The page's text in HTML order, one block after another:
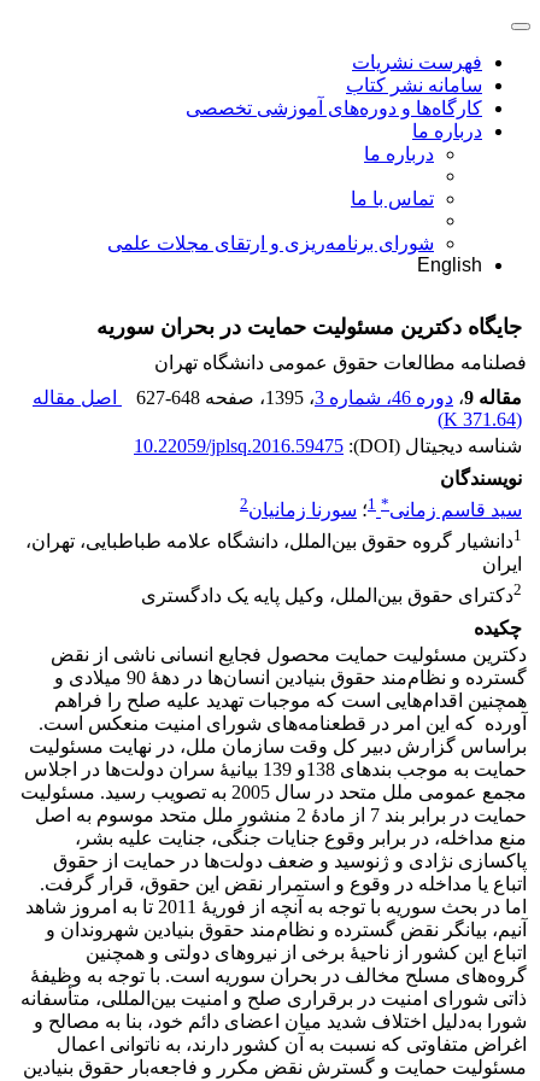
فهرست نشریات
سامانه نشر کتاب
کارگاه‌ها و دوره‌های آموزشی تخصصی
درباره ما
درباره ما
تماس با ما
شورای برنامه‌ریزی و ارتقای مجلات علمی
English
جایگاه دکترین مسئولیت حمایت در بحران سوریه
فصلنامه مطالعات حقوق عمومی دانشگاه تهران
مقاله 9
، دوره 46، شماره 3 ، 1395 ، صفحه 627-648
اصل مقاله
(
371.64 K
)
شناسه دیجیتال (DOI):
10.22059/jplsq.2016.59475
نویسندگان
سید قاسم زمانی*
1؛ سورنا زمانیان2
1دانشیار گروه حقوق بین‌الملل، دانشگاه علامه طباطبایی، تهران،
ایران
2دکترای حقوق بین‌الملل، وکیل پایه یک دادگستری
چکیده
دکترین مسئولیت حمایت محصول فجایع انسانی ناشی از نقض
گسترده و نظام‌مند حقوق بنیادین انسان‌ها در دهۀ 90 میلادی و
همچنین اقدام‌هایی است که موجبات تهدید علیه صلح را فراهم
آورده که این امر در قطعنامه‌های شورای امنیت منعکس است.
براساس گزارش دبیر کل وقت سازمان ملل، در نهایت مسئولیت
حمایت به موجب بندهای 138و 139 بیانیۀ سران دولت‌ها در اجلاس
مجمع عمومی ملل متحد در سال 2005 به تصویب رسید. مسئولیت
حمایت در برابر بند 7 از مادۀ 2 منشور ملل متحد موسوم به اصل
منع مداخله، در برابر وقوع جنایات جنگی، جنایت علیه بشر،
پاکسازی نژادی و ژنوسید و ضعف دولت‌ها در حمایت از حقوق
اتباع یا مداخله در وقوع و استمرار نقض این حقوق، قرار گرفت.
اما در بحث سوریه با توجه به آنچه از فوریۀ 2011 تا به امروز شاهد
آنیم، بیانگر نقض گسترده و نظام‌مند حقوق بنیادین شهروندان و
اتباع این کشور از ناحیۀ برخی از نیروهای دولتی و همچنین
گروه‌های مسلح مخالف در بحران سوریه است. با توجه به وظیفۀ
ذاتی شورای امنیت در برقراری صلح و امنیت بین‌المللی، متأسفانه
شورا به‌دلیل اختلاف شدید میان اعضای دائم خود، بنا به مصالح و
اغراض متفاوتی که نسبت به آن کشور دارند، به ناتوانی اعمال
مسئولیت حمایت و گسترش نقض مکرر و فاجعه‌بار حقوق بنیادین